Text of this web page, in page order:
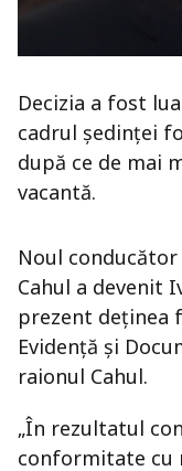
Decizia a fost
cadrul şedinţei
după ce de mai
vacantă.
Noul
Cahul a devenit
prezent deţinea
Evidenţă şi
raionul Cahul.
„În rezultatul
conformitate cu